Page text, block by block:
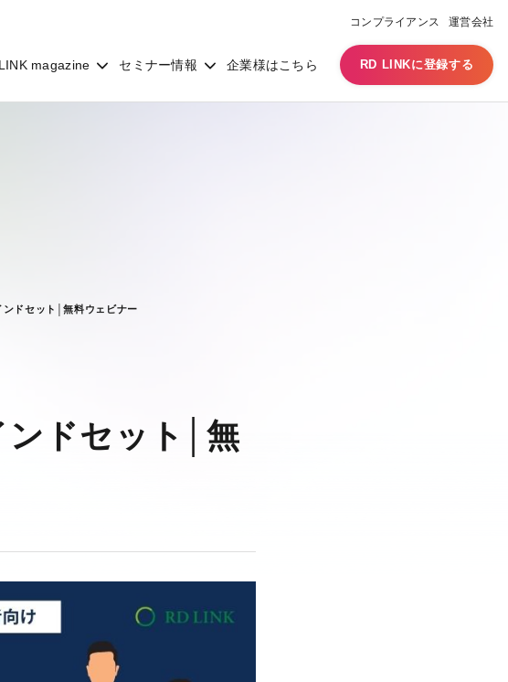
LINK magazine セミナー情報 企業様はこちら RD LINKに登録する
コンプライアンス 運営会社
ドセット│無料ウェビナー
ンドセット│無